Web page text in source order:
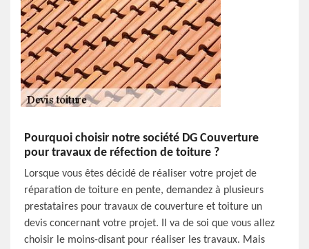
Pourquoi choisir notre société DG Couverture
pour travaux de réfection de toiture ?
Lorsque vous êtes décidé de réaliser votre projet de
réparation de toiture en pente, demandez à plusieurs
prestataires pour travaux de couverture et toiture un
devis concernant votre projet. Il va de soi que vous allez
choisir le moins-disant pour réaliser les travaux. Mais